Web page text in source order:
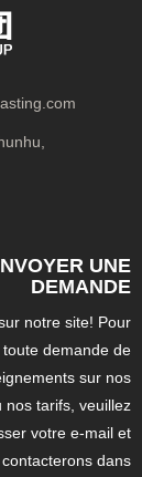
UNE
DEMANDE
notre site! Pour
toute demande de
sur nos
nos tarifs, veuillez
votre e-mail et
dans